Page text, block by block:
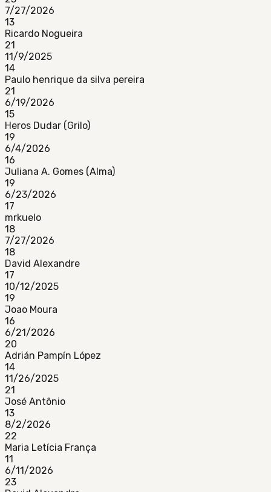
7/27/2026
13
Ricardo Nogueira
21
11/9/2025
14
Paulo henrique da silva pereira
21
6/19/2026
15
Heros Dudar (Grilo)
19
6/4/2026
16
Juliana A. Gomes (Alma)
19
6/23/2026
17
mrkuelo
18
7/27/2026
18
David Alexandre
17
10/12/2025
19
Joao Moura
16
6/21/2026
20
Adrián Pampín López
14
11/26/2025
21
José Antônio
13
8/2/2026
22
Maria Letícia França
11
6/11/2026
23